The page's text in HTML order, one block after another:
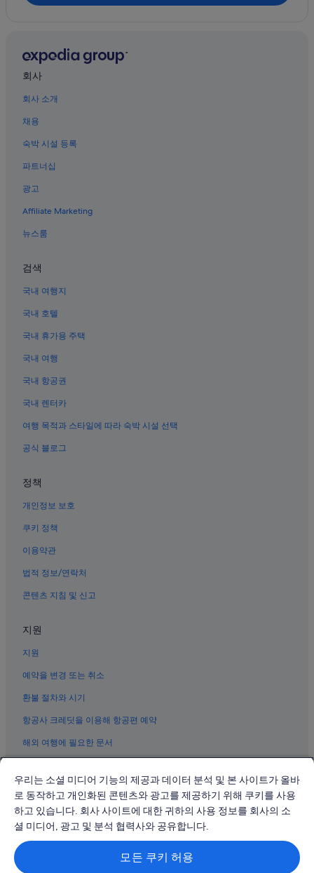
페도나
회사
회사 소개
채용
숙박 시설 등록
파트너십
광고
Affiliate Marketing
뉴스룸
검색
국내 여행지
국내 호텔
국내 휴가용 주택
국내 여행
국내 항공권
국내 렌터카
여행 목적과 스타일에 따라 숙박 시설 선택
공식 블로그
정책
개인정보 보호
쿠키 정책
이용약관
법적 정보/연락처
콘텐츠 지침 및 신고
지원
지원
예약을 변경 또는 취소
환불 절차와 시기
항공사 크레딧을 이용해 항공편 예약
해외 여행에 필요한 문서
© 2026 Expedia, Inc., Expedia Group 계열사. All rights reserved.
Expedia 및 비행기 로고는 Expedia, Inc.의 상표 또는 등록 상표입니다.
분쟁 해결: 전화: 02-3480-0118, 이메일: travel@support.expedia.co.kr
트래블파트너익스체인지코리아 주식회사. 사업자등록번호: 821-88-01025
익스피디아트래블코리아 주식회사, 서울특별시 종로구 종로5길 7(청진동).
우리는 소셜 미디어 기능의 제공과 데이터 분석 및 본 사이트가 올바
로 동작하고 개인화된 콘텐츠와 광고를 제공하기 위해 쿠키를 사용
하고 있습니다. 회사 사이트에 대한 귀하의 사용 정보를 회사의 소
셜 미디어, 광고 및 분석 협력사와 공유합니다.
모든 쿠키 허용